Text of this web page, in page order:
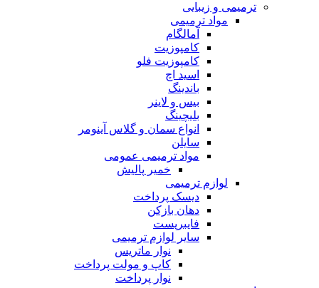
ترمیمی و زیبایی
مواد ترمیمی
آمالگام
کامپوزیت
کامپوزیت فلو
اسید اچ
باندینگ
بیس و لاینر
بلیچینگ
انواع سمان و گلاس آینومر
سایلن
مواد ترمیمی عمومی
خمیر پالیش
لوازم ترمیمی
دیسک پرداخت
دهان بازکن
فایبرپست
سایر لوازم ترمیمی
نوار ماتریس
کاپ و مولت پرداخت
نوار پرداخت